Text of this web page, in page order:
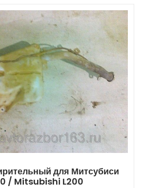
для Митсубиси
/ Mitsubishi L200